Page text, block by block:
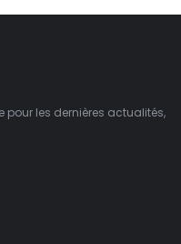
les dernières actualités,